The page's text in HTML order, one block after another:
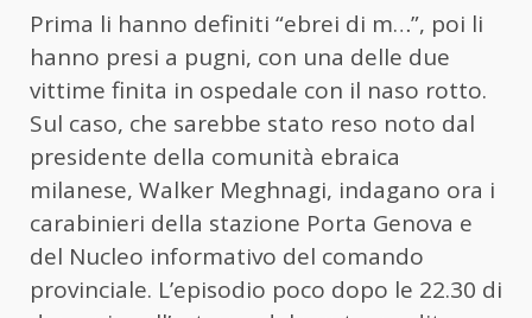
Prima li hanno definiti “ebrei di m…”, poi li
hanno presi a pugni, con una delle due
vittime finita in ospedale con il naso rotto.
Sul caso, che sarebbe stato reso noto dal
presidente della comunità ebraica
milanese, Walker Meghnagi, indagano ora i
carabinieri della stazione Porta Genova e
del Nucleo informativo del comando
provinciale. L’episodio poco dopo le 22.30 di